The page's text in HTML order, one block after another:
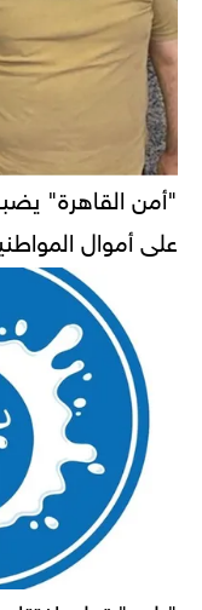
"أمن القاهرة"
على أموال